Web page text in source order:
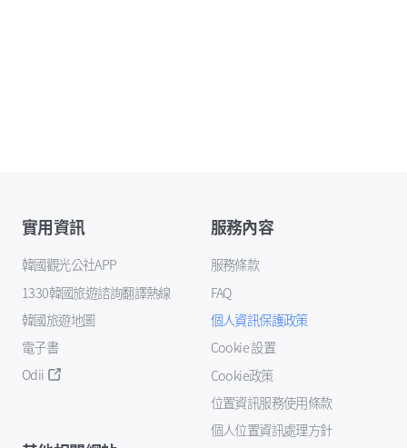
實用資訊
韓國觀光公社APP
1330韓國旅遊諮詢翻譯熱線
韓國旅遊地圖
電子書
Odii
服務內容
服務條款
FAQ
個人資訊保護政策
Cookie 設置
Cookie政策
位置資訊服務使用條款
個人位置資訊處理方針